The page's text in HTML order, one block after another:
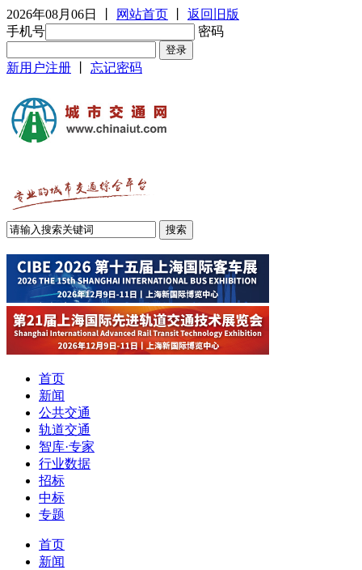
2026年08月06日 网站首页
返回旧版
手机号
密码
新用户注册 忘记密码
首页
新闻
公共交通
轨道交通
智库·专家
行业数据
招标
中标
专题
首页
新闻